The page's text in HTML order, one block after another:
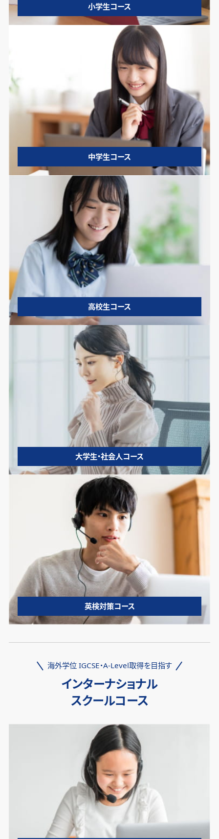
小学生コース
中学生コース
高校生コース
大学生・社会人コース
英検対策コース
海外学位 IGCSE・A-Level取得を目指す
インターナショナル
スクールコース